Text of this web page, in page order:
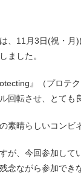
、11月3日(祝・月)
ました。
』（プロテ
回転させ、とても
素晴らしいコンビ
が、今回参加して
念ながら参加でき